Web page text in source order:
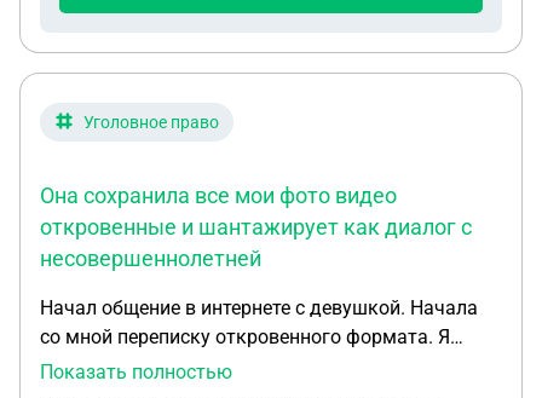
задержалось на почте)? Отмечу: В
задержки с выплатами. Сегодня было направлено
уточняющее сообщение с вопросом директору о
том, что выплаты задерживаются и когда их
ожидать. Получили ответ, что как только получат
деньги от заказчика выплатят, но судя по всему -
не в полном объеме, а частично.
Уголовное право
Она сохранила все мои фото видео
откровенные и шантажирует как диалог с
несовершеннолетней
Начал общение в интернете с девушкой. Начала
со мной переписку откровенного формата. Я
нехотя включился в диалог. Она сохранила все
Показать полностью